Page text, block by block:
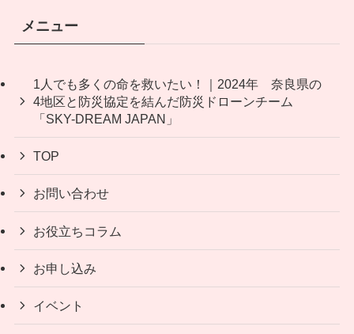
メニュー
1人でも多くの命を救いたい！｜2024年 奈良県の
4地区と防災協定を結んだ防災ドローンチーム
「SKY-DREAM JAPAN」
TOP
お問い合わせ
お役立ちコラム
お申し込み
イベント